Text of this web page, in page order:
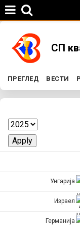
You
here
СП
P
r
i
ПРЕГЛЕД ВЕСТИ
Унгарија
Израел
Германија